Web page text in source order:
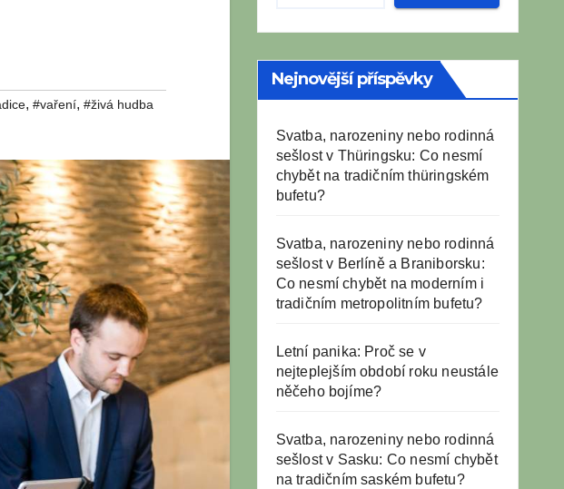
, #vaření, #živá hudba
Nejnovější příspěvky
Svatba, narozeniny nebo rodinná
sešlost v Thüringsku: Co nesmí
chybět na tradičním thüringském
bufetu?
Svatba, narozeniny nebo rodinná
sešlost v Berlíně a Braniborsku:
Co nesmí chybět na moderním i
tradičním metropolitním bufetu?
Letní panika: Proč se v
nejteplejším období roku neustále
něčeho bojíme?
Svatba, narozeniny nebo rodinná
sešlost v Sasku: Co nesmí chybět
na tradičním saském bufetu?